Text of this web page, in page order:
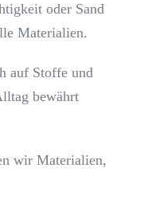
oder Sand
Materialien.
auf Stoffe und
bewährt
wir Materialien,